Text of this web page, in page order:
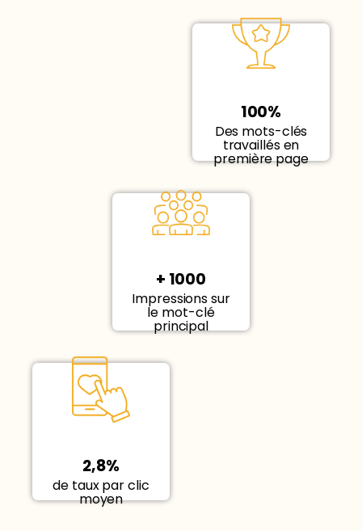
100%
Des mots-clés
travaillés en
première page
+ 1000
Impressions sur
le mot-clé
principal
2,8%
de taux par clic
moyen